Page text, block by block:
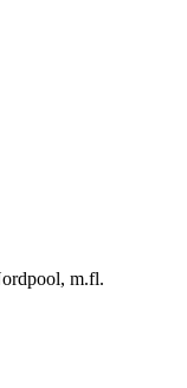
m.fl.